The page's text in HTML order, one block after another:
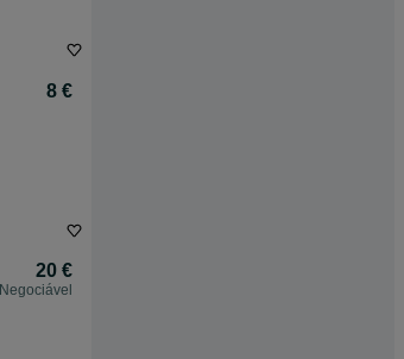
8 €
20 €
Negociável